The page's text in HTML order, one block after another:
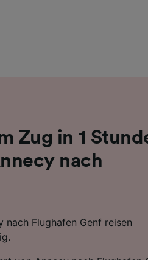
Zug in 1
nach
nach Flughafen Genf reisen